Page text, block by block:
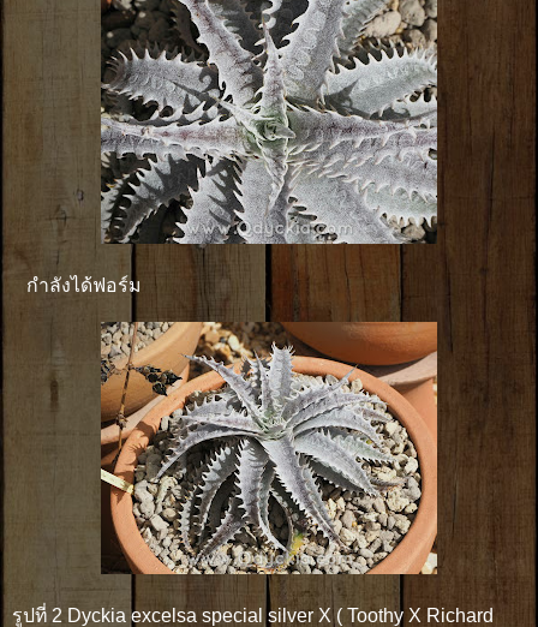
กำลังได้ฟอร์ม
รูปที่ 2 Dyckia excelsa special silver X ( Toothy X Richard